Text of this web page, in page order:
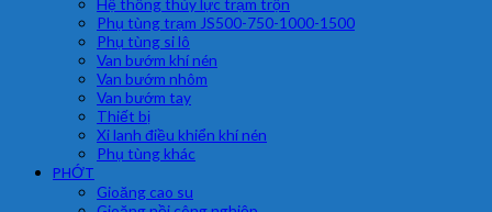
Hệ thống thủy lực trạm trộn
Phụ tùng trạm JS500-750-1000-1500
Phụ tùng si lô
Van bướm khí nén
Van bướm nhôm
Van bướm tay
Thiết bị
Xi lanh điều khiển khí nén
Phụ tùng khác
PHỚT
Gioăng cao su